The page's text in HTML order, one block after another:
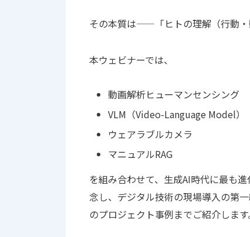
その本質は——「ヒトの理解（⾏動‧
本ウェビナーでは、
動画解析ヒューマンセンシング
VLM（Video-Language Model）
ウェアラブルカメラ
マニュアルRAG
を組み合わせて、⽣成AI時代に最も
念し、デジタル技術の現場導⼊の第
のプロジェクト事例までご紹介します